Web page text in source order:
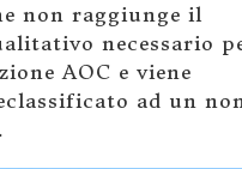
non raggiunge il
necessario
AOC e viene
ad un